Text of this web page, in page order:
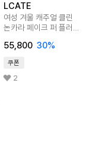
LCATE
여성 겨울 캐주얼 클린
논카라 페이크 퍼 플러피
55,800 30%
쿠폰
2